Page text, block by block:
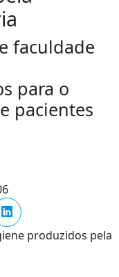
faculdade
para o
pacientes